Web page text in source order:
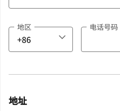
地区 电话号码
地址